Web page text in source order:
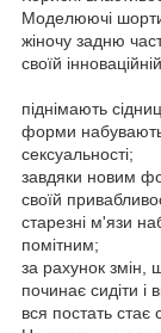
Моделюючі шорти
жіночу задню
своїй
піднімають
форми набувають
сексуальності;
завдяки новим
своїй
старезні м'язи
помітним;
за рахунок змін,
починає сидіти і
вся постать стає